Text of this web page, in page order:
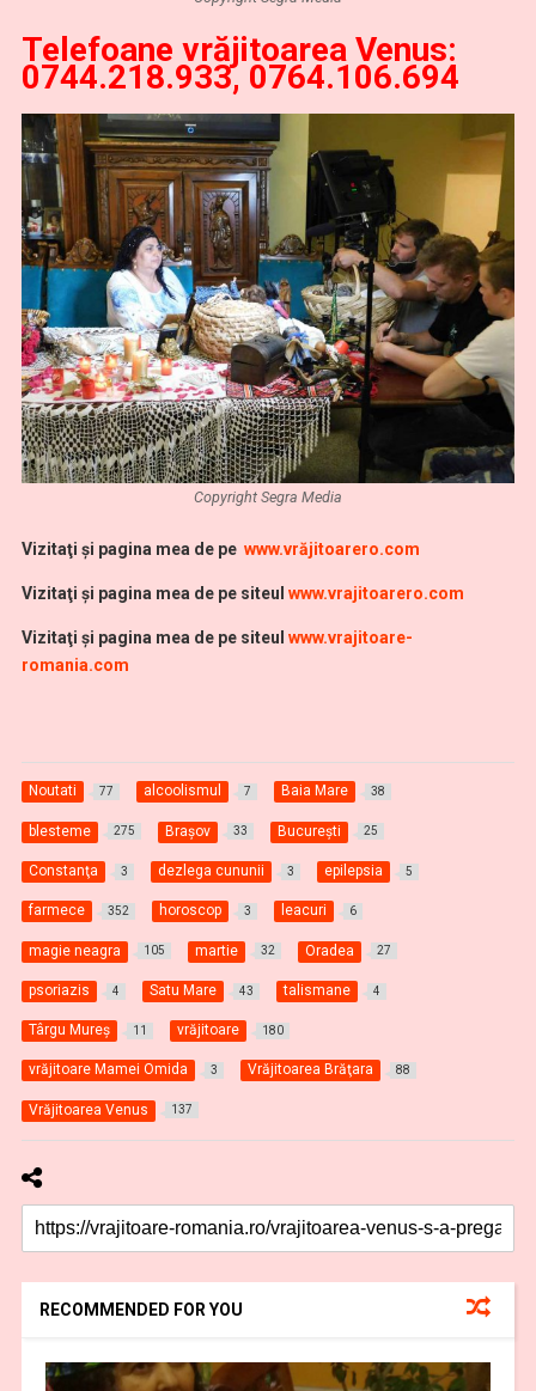
Telefoane vrăjitoarea Venus:
0744.218.933, 0764.106.694
Copyright Segra Media
Vizitaţi şi pagina mea de pe www.vrăjitoarero.com
Vizitaţi şi pagina mea de pe siteul www.vrajitoarero.com
Vizitaţi şi pagina mea de pe siteul www.vrajitoare-
romania.com
Noutati 77 alcoolismul 7 Baia Mare 38
blesteme 275 Braşov 33 Bucureşti 25
Constanţa 3 dezlega cununii 3 epilepsia 5
farmece 352 horoscop 3 leacuri 6
magie neagra 105 martie 32 Oradea 27
psoriazis 4 Satu Mare 43 talismane 4
Târgu Mureş 11 vrăjitoare 180
vrăjitoare Mamei Omida 3 Vrăjitoarea Brăţara 88
Vrăjitoarea Venus 137
RECOMMENDED FOR YOU